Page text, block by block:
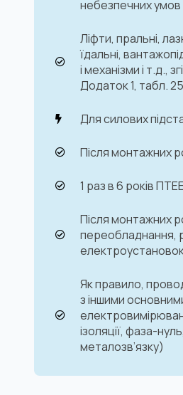
небезпечних умов
Ліфти, пральні,
їдальні,
і механізми і т.д.,
Додаток 1, табл.
Для силових
Після монтажних
1 раз в 6 років
Після монтажних
переобладнання,
Як правило,
з іншими
ізоляції, фаза-нуль,
металозв’язку)